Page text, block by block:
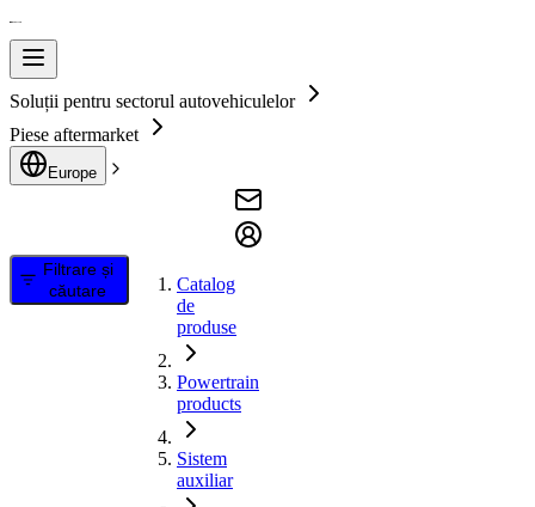
Soluții pentru sectorul autovehiculelor
Piese aftermarket
Europe
Filtrare și
căutare
Catalog
de
produse
Powertrain
products
Sistem
auxiliar